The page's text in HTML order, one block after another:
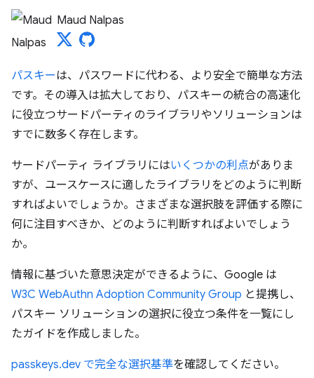
Maud Nalpas
パスキーは、パスワードに代わる、より安全で簡単な方法
です。その導入は拡大しており、パスキーの統合の高速化
に役立つサードパーティのライブラリやソリューションは
すでに数多く存在します。
サードパーティ ライブラリにはいくつかの利点がありま
すが、ユースケースに適したライブラリをどのように判断
すればよいでしょうか。さまざまな選択肢を評価する際に
何に注目すべきか、どのように判断すればよいでしょう
か。
情報に基づいた意思決定ができるように、Google は
W3C WebAuthn Adoption Community Group と提携し、
パスキー ソリューションの選択に役立つ条件を一覧にし
たガイドを作成しました。
passkeys.dev で完全な選択基準を確認してください。